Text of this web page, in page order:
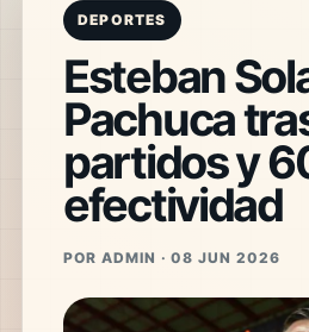
DEPORTES
Esteban
Pachuca
partidos y
efectividad
POR ADMIN · 08 JUN 2026